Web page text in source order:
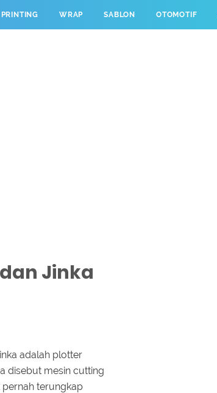
PRINTING WRAP SABLON OTOMOTIF
Jinka
adalah plotter
disebut mesin cutting
pernah terungkap